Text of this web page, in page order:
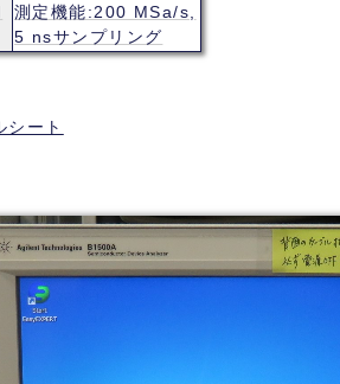
測定機能:200 MSa/s,
5 nsサンプリング
シート